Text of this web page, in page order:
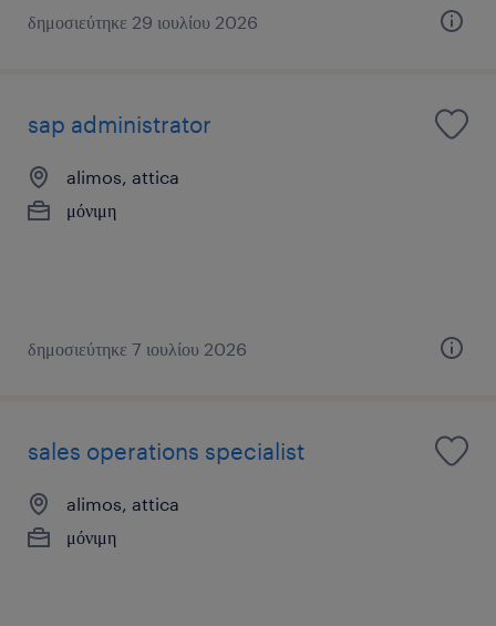
δημοσιεύτηκε 29 ιουλίου 2026
sap administrator
alimos, attica
μόνιμη
δημοσιεύτηκε 7 ιουλίου 2026
sales operations specialist
alimos, attica
μόνιμη